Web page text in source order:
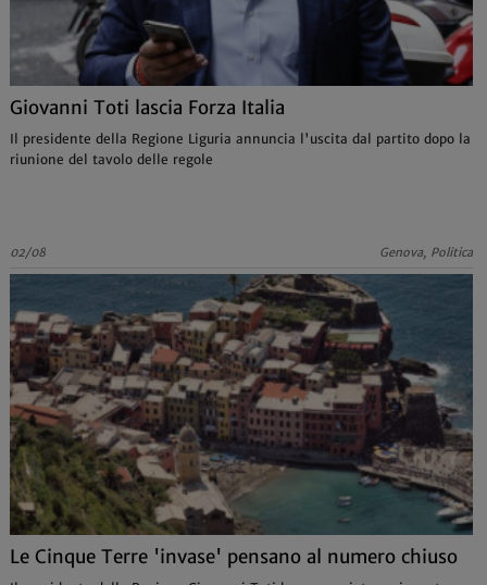
Giovanni Toti lascia Forza Italia
Il presidente della Regione Liguria annuncia l'uscita dal partito dopo la
riunione del tavolo delle regole
02/08 Genova, Politica
Le Cinque Terre 'invase' pensano al numero chiuso